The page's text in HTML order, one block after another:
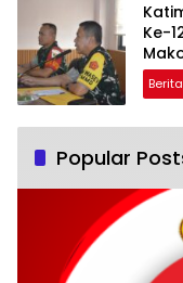
Ke-
Berita
Popular